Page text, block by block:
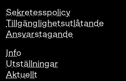
Sekretesspolicy
Tillgänglighetsutlåtande
Ansvarstagande
Info
Utställningar
Aktuellt